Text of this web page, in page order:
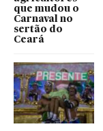
que mudou o
Carnaval no
sertão do
Ceará